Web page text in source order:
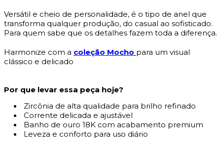
Versátil e cheio de personalidade, é o tipo de anel que
transforma qualquer produção, do casual ao sofisticado.
Para quem sabe que os detalhes fazem toda a diferença.
Harmonize com a coleção Mocho para um visual
clássico e delicado
Por que levar essa peça hoje?
Zircônia de alta qualidade para brilho refinado
Corrente delicada e ajustável
Banho de ouro 18K com acabamento premium
Leveza e conforto para uso diário